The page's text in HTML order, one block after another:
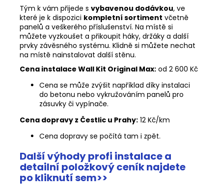
Tým k vám přijede s vybavenou dodávkou, ve
které je k dispozici kompletní sortiment včetně
panelů a veškerého příslušenství. Na místě si
můžete vyzkoušet a přikoupit háky, držáky a další
prvky závěsného systému. Klidně si můžete nechat
na místě nainstalovat další stěnu.
Cena instalace Wall Kit Original Max: od 2 600 Kč
Cena se může zvýšit například díky instalaci
do betonu nebo vykružováním panelů pro
zásuvky či vypínače.
Cena dopravy z Čestlic u Prahy: 12 Kč/km
Cena dopravy se počítá tam i zpět.
Další výhody profi instalace a
detailní položkový ceník najdete
po kliknutí sem>>